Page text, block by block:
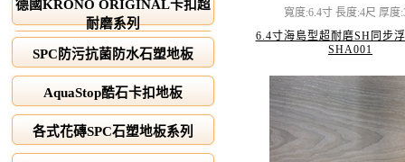
德國KRONO ORIGINAL卡扣超
耐磨系列
SPC防污抗菌防水石塑地板
AquaStop酷石卡扣地板
各式花磚SPC石塑地板系列
寬度:6.4寸 長度:4尺 厚度
6.4寸海島型超耐磨SH同步
SHA001